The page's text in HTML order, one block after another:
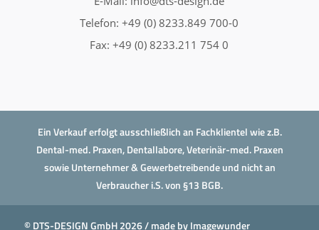
Telefon: +49 (0) 8233.849 700-0
Fax: +49 (0) 8233.211 754 0
Ein Verkauf erfolgt ausschließlich an Fachklientel wie z.B.
Dental-med. Praxen, Dentallabore, Veterinär-med. Praxen
sowie Unternehmer & Gewerbetreibende und nicht an
Verbraucher i.S. von §13 BGB.
© DTS-DESIGN GmbH 2026 / made byImagewunder